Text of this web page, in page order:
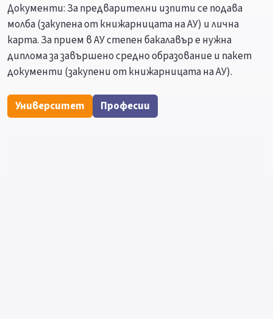
Документи: За предварителни изпити се подава
молба (закупена от книжарницата на АУ) и лична
карта. За прием в АУ степен бакалавър е нужна
диплома за завършено средно образование и пакет
документи (закупени от книжарницата на АУ).
Университет Професии